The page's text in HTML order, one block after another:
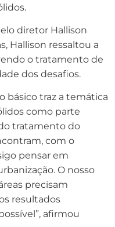
diretor Hallison
Hallison ressaltou a
o tratamento de
dos desafios.
básico traz a temática
como parte
tratamento do
com o
pensar em
O nosso
precisam
resultados
afirmou